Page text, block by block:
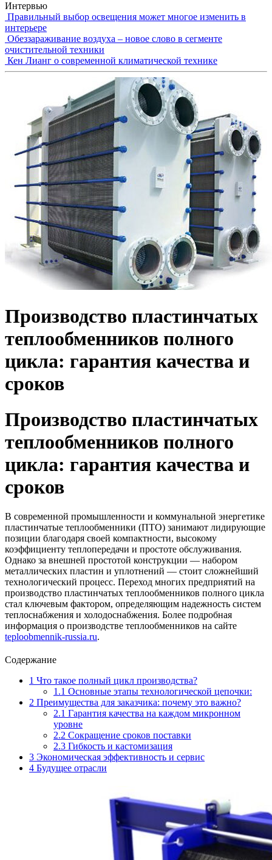
Интервью
Правильный выбор освещения может многое изменить в
интерьере
Обеззараживание воздуха – новое слово в сегменте
очистительной техники
Кен Лианг о современной климатической технике
Производство пластинчатых
теплообменников полного
цикла: гарантия качества и
сроков
Производство пластинчатых
теплообменников полного
цикла: гарантия качества и
сроков
В современной промышленности и коммунальной энергетике
пластинчатые теплообменники (ПТО) занимают лидирующие
позиции благодаря своей компактности, высокому
коэффициенту теплопередачи и простоте обслуживания.
Однако за внешней простотой конструкции — набором
металлических пластин и уплотнений — стоит сложнейший
технологический процесс. Переход многих предприятий на
производство пластинчатых теплообменников полного цикла
стал ключевым фактором, определяющим надежность систем
теплоснабжения и холодоснабжения. Более подробная
информация о производстве теплообменников на сайте
teploobmennik-russia.ru.
Содержание
1 Что такое полный цикл производства?
1.1 Основные этапы технологической цепочки:
2 Преимущества для заказчика: почему это важно?
2.1 Гарантия качества на каждом микронном
уровне
2.2 Сокращение сроков поставки
2.3 Гибкость и кастомизация
3 Экономическая эффективность и сервис
4 Будущее отрасли